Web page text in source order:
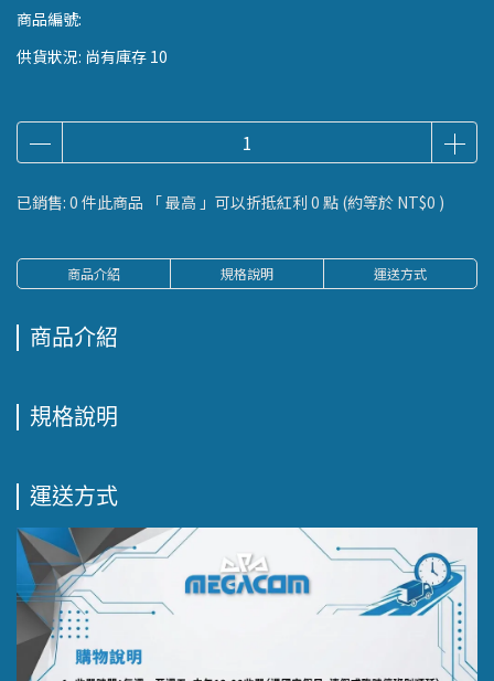
商品編號:
供貨狀況: 尚有庫存 10
已銷售: 0 件此商品 「 最高 」可以折抵紅利 0 點 (約等於 NT$0 )
商品介紹 規格說明 運送方式
商品介紹
規格說明
運送方式